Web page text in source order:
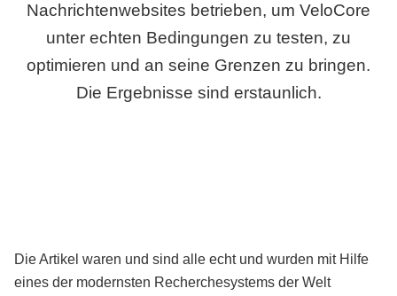
Nachrichtenwebsites betrieben, um VeloCore
unter echten Bedingungen zu testen, zu
optimieren und an seine Grenzen zu bringen.
Die Ergebnisse sind erstaunlich.
Die Artikel waren und sind alle echt und wurden mit Hilfe
eines der modernsten Recherchesystems der Welt